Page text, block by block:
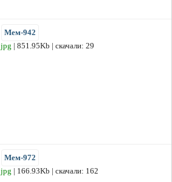
Мем-942
jpg | 851.95Kb | скачали: 29
Мем-972
jpg | 166.93Kb | скачали: 162